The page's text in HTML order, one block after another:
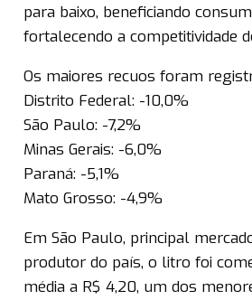
para baixo, beneficiando
fortalecendo a competitividade
Os maiores recuos foram
Distrito Federal: -10,0%
São Paulo: -7,2%
Minas Gerais: -6,0%
Paraná: -5,1%
Mato Grosso: -4,9%
Em São Paulo, principal
produtor do país, o litro foi
média a R$ 4,20, um dos